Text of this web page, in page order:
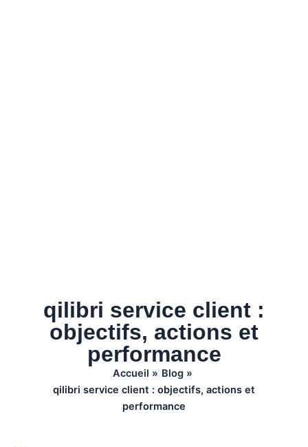
qilibri service client :
objectifs, actions et
performance
Accueil
Blog
qilibri service client : objectifs, actions et
performance